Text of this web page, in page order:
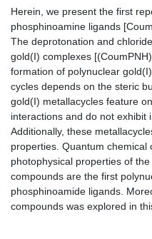
Herein, we present the first
phosphinoamine ligands
The deprotonation and
gold(I) complexes
formation of polynuclear
cycles depends on the steric
gold(I) metallacycles feature
interactions and do not exhibit
Additionally, these
properties. Quantum chemical
photophysical properties of
compounds are the first
phosphinoamide ligands.
compounds was explored in